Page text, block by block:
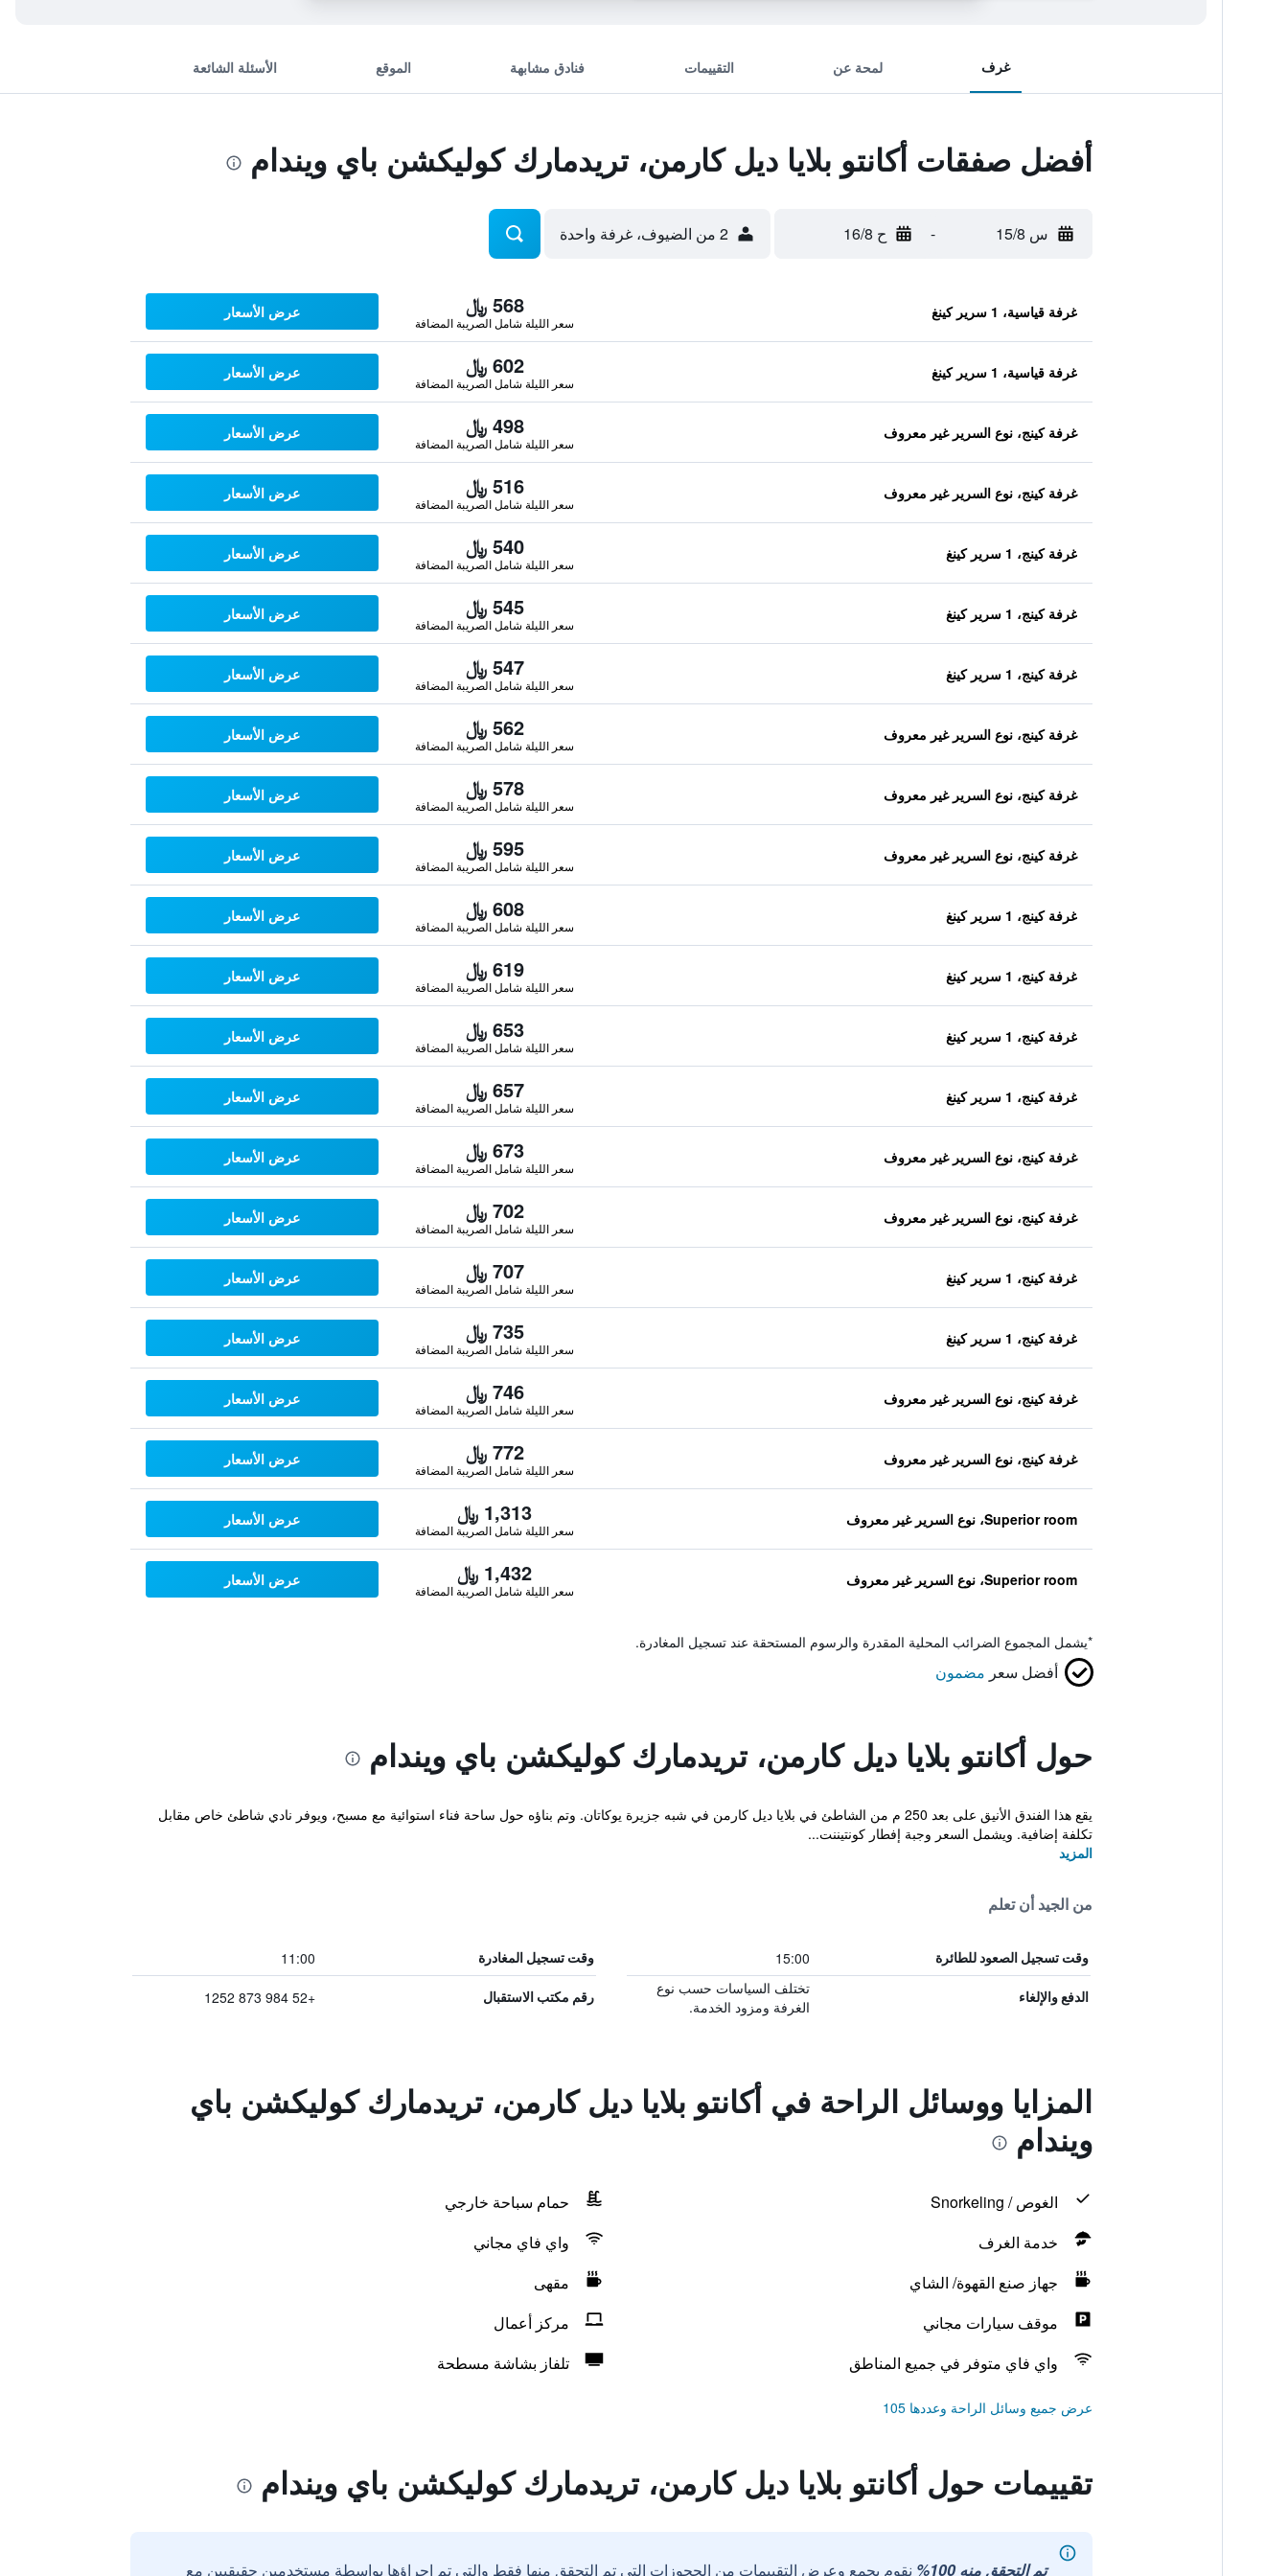
غرف لمحة عن التقييمات فنادق مشابهة الموقع الأسئلة الشائعة
أفضل صفقات أكانتو بلايا ديل كارمن، تريدمارك كوليكشن باي ويندام
س 15/8 - ح 16/8 2 من الضيوف، غرفة واحدة
غرفة قياسية، 1 سرير كينغ 568 ﷼
سعر الليلة شامل الصريبة المضافة
عرض الأسعار
غرفة قياسية، 1 سرير كينغ 602 ﷼
سعر الليلة شامل الصريبة المضافة
عرض الأسعار
غرفة كينج، نوع السرير غير معروف 498 ﷼
سعر الليلة شامل الصريبة المضافة
عرض الأسعار
غرفة كينج، نوع السرير غير معروف 516 ﷼
سعر الليلة شامل الصريبة المضافة
عرض الأسعار
غرفة كينج، 1 سرير كينغ 540 ﷼
سعر الليلة شامل الصريبة المضافة
عرض الأسعار
غرفة كينج، 1 سرير كينغ 545 ﷼
سعر الليلة شامل الصريبة المضافة
عرض الأسعار
غرفة كينج، 1 سرير كينغ 547 ﷼
سعر الليلة شامل الصريبة المضافة
عرض الأسعار
غرفة كينج، نوع السرير غير معروف 562 ﷼
سعر الليلة شامل الصريبة المضافة
عرض الأسعار
غرفة كينج، نوع السرير غير معروف 578 ﷼
سعر الليلة شامل الصريبة المضافة
عرض الأسعار
غرفة كينج، نوع السرير غير معروف 595 ﷼
سعر الليلة شامل الصريبة المضافة
عرض الأسعار
غرفة كينج، 1 سرير كينغ 608 ﷼
سعر الليلة شامل الصريبة المضافة
عرض الأسعار
غرفة كينج، 1 سرير كينغ 619 ﷼
سعر الليلة شامل الصريبة المضافة
عرض الأسعار
غرفة كينج، 1 سرير كينغ 653 ﷼
سعر الليلة شامل الصريبة المضافة
عرض الأسعار
غرفة كينج، 1 سرير كينغ 657 ﷼
سعر الليلة شامل الصريبة المضافة
عرض الأسعار
غرفة كينج، نوع السرير غير معروف 673 ﷼
سعر الليلة شامل الصريبة المضافة
عرض الأسعار
غرفة كينج، نوع السرير غير معروف 702 ﷼
سعر الليلة شامل الصريبة المضافة
عرض الأسعار
غرفة كينج، 1 سرير كينغ 707 ﷼
سعر الليلة شامل الصريبة المضافة
عرض الأسعار
غرفة كينج، 1 سرير كينغ 735 ﷼
سعر الليلة شامل الصريبة المضافة
عرض الأسعار
غرفة كينج، نوع السرير غير معروف 746 ﷼
سعر الليلة شامل الصريبة المضافة
عرض الأسعار
غرفة كينج، نوع السرير غير معروف 772 ﷼
سعر الليلة شامل الصريبة المضافة
عرض الأسعار
Superior room، نوع السرير غير معروف 1,313 ﷼
سعر الليلة شامل الصريبة المضافة
عرض الأسعار
Superior room، نوع السرير غير معروف 1,432 ﷼
سعر الليلة شامل الصريبة المضافة
عرض الأسعار
*يشمل المجموع الضرائب المحلية المقدرة والرسوم المستحقة عند تسجيل المغادرة.
أفضل سعر مضمون
حول أكانتو بلايا ديل كارمن، تريدمارك كوليكشن باي ويندام
يقع هذا الفندق الأنيق على بعد 250 م من الشاطئ في بلايا ديل كارمن في شبه جزيرة يوكاتان. وتم بناؤه حول ساحة فناء استوائية مع مسبح، ويوفر نادي شاطئ خاص مقابل
تكلفة إضافية. ويشمل السعر وجبة إفطار كونتيننت...
المزيد
من الجيد أن تعلم
وقت تسجيل الصعود للطائرة 15:00 وقت تسجيل المغادرة 11:00
الدفع والإلغاء
تختلف السياسات حسب نوع
الغرفة ومزود الخدمة.
رقم مكتب الاستقبال +52 984 873 1252
المزايا ووسائل الراحة في أكانتو بلايا ديل كارمن، تريدمارك كوليكشن باي
ويندام
الغوص / Snorkeling
حمام سباحة خارجي
خدمة الغرف
واي فاي مجاني
جهاز صنع القهوة/ الشاي
مقهى
موقف سيارات مجاني
مركز أعمال
واي فاي متوفر في جميع المناطق
تلفاز بشاشة مسطحة
عرض جميع وسائل الراحة وعددها 105
تقييمات حول أكانتو بلايا ديل كارمن، تريدمارك كوليكشن باي ويندام
تم التحقق منه 100% نقوم بجمع وعرض التقييمات من الحجوزات التي تم التحقق منها فقط والتي تم إجراؤها بواسطة مستخدمين حقيقيين مع